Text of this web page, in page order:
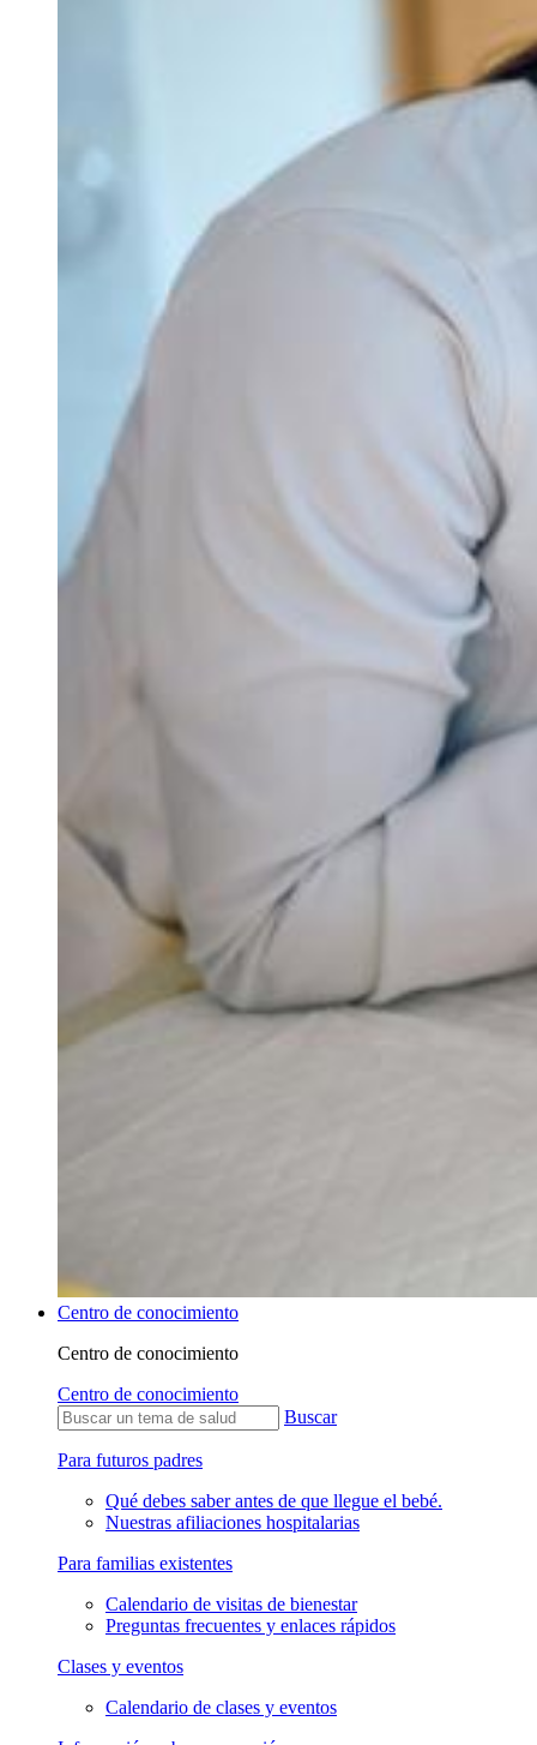
Centro de conocimiento
Centro de conocimiento
Centro de conocimiento
Buscar
Para futuros padres
Qué debes saber antes de que llegue el bebé.
Nuestras afiliaciones hospitalarias
Para familias existentes
Calendario de visitas de bienestar
Preguntas frecuentes y enlaces rápidos
Clases y eventos
Calendario de clases y eventos